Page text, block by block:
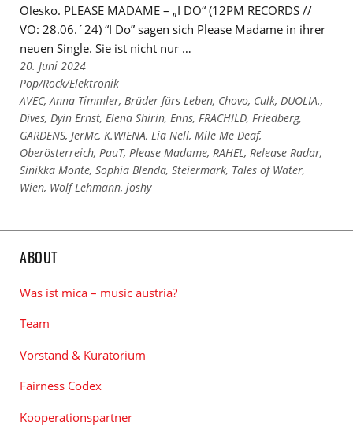
Olesko. PLEASE MADAME – „I DO“ (12PM RECORDS //
VÖ: 28.06.´24) “I Do” sagen sich Please Madame in ihrer
neuen Single. Sie ist nicht nur …
20. Juni 2024
Links
zu
den
Kategorien
Pop/Rock/Elektronik
Links
zu
den
Tags
AVEC, Anna Timmler, Brüder fürs Leben, Chovo, Culk, DUOLIA.,
Dives, Dyin Ernst, Elena Shirin, Enns, FRACHILD, Friedberg,
GARDENS, JerMc, K.WIENA, Lia Nell, Mile Me Deaf,
Oberösterreich, PauT, Please Madame, RAHEL, Release Radar,
Sinikka Monte, Sophia Blenda, Steiermark, Tales of Water,
Wien, Wolf Lehmann, jōshy
ABOUT
Was ist mica – music austria?
Team
Vorstand & Kuratorium
Fairness Codex
Kooperationspartner